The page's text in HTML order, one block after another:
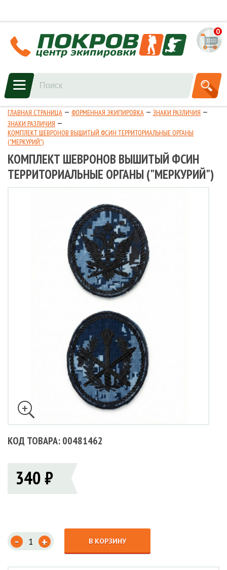
0
ГЛАВНАЯ СТРАНИЦА ФОРМЕННАЯ ЭКИПИРОВКА
ЗНАКИ РАЗЛИЧИЯ
ЗНАКИ РАЗЛИЧИЯ
КОМПЛЕКТ ШЕВРОНОВ ВЫШИТЫЙ ФСИН ТЕРРИТОРИАЛЬНЫЕ ОРГАНЫ
("МЕРКУРИЙ")
КОМПЛЕКТ ШЕВРОНОВ ВЫШИТЫЙ ФСИН
ТЕРРИТОРИАЛЬНЫЕ ОРГАНЫ ("МЕРКУРИЙ")
КОД ТОВАРА: 00481462
340 ₽
- + В КОРЗИНУ